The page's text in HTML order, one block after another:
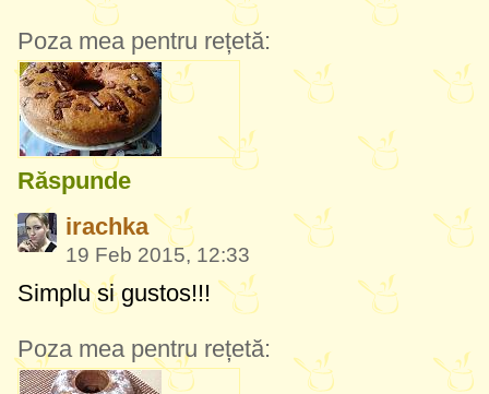
Poza mea pentru rețetă:
Răspunde
irachka
19 Feb 2015, 12:33
Simplu si gustos!!!
Poza mea pentru rețetă: